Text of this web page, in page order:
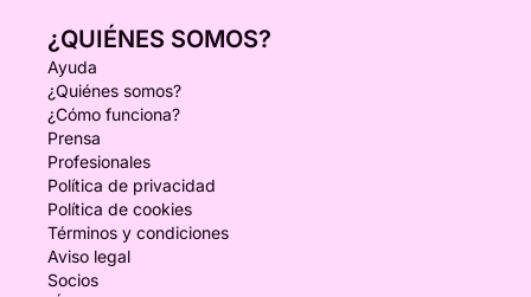
¿QUIÉNES SOMOS?
Ayuda
¿Quiénes somos?
¿Cómo funciona?
Prensa
Profesionales
Política de privacidad
Política de cookies
Términos y condiciones
Aviso legal
Socios